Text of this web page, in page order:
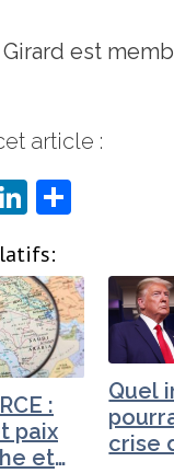
Girard est
article :
Li
k
e
dI
n
ta
g
e
r
:
paix
et
Quel
crise